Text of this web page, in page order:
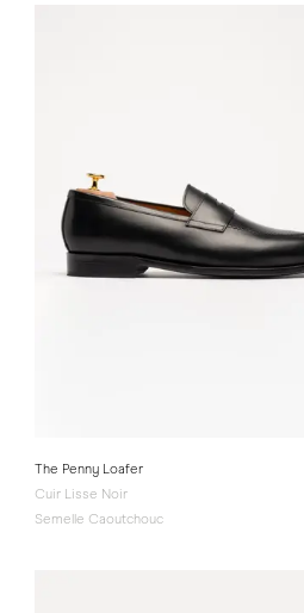
The Penny Loafer
Cuir Lisse Noir
Semelle Caoutchouc